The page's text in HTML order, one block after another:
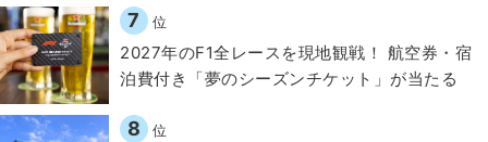
7 位
2027年のF1全レースを現地観戦！ 航空券・宿
泊費付き「夢のシーズンチケット」が当たる
8 位